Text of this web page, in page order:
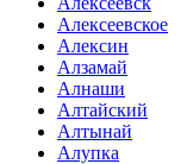
Алексеевское
Алексин
Алзамай
Алнаши
Алтайский
Алтынай
Алупка